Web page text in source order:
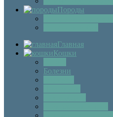
Породы
Главная
Кошки
Болезни